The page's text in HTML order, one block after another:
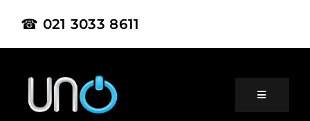
☎ 021 3033 8611